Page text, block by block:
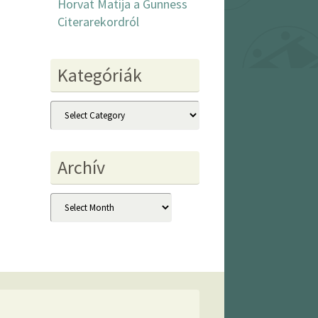
Horvat Matija a Gunness
Citerarekordról
Kategóriák
Kategóriák
Archív
Archív